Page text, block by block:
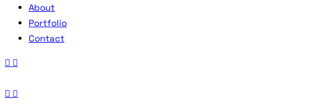
About
Portfolio
Contact